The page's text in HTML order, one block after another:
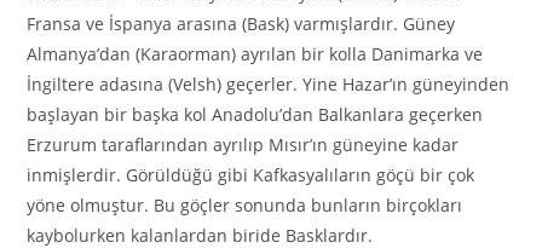
Fransa ve İspanya arasına (Bask) varmışlardır. Güney
Almanya’dan (Karaorman) ayrılan bir kolla Danimarka ve
İngiltere adasına (Velsh) geçerler. Yine Hazar’ın güneyinden
başlayan bir başka kol Anadolu’dan Balkanlara geçerken
Erzurum taraflarından ayrılıp Mısır’ın güneyine kadar
inmişlerdir. Görüldüğü gibi Kafkasyalıların göçü bir çok
yöne olmuştur. Bu göçler sonunda bunların birçokları
kaybolurken kalanlardan biride Basklardır.